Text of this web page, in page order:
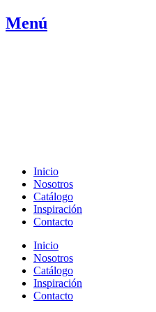
Ir
al
Menú
Inicio
Nosotros
Catálogo
Inspiración
Contacto
Inicio
Nosotros
Catálogo
Inspiración
Contacto